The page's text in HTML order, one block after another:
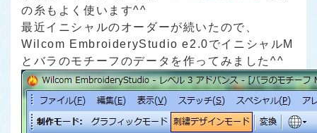
の糸もよく使います^^
最近イニシャルのオーダーが続いたので、
Wilcom EmbroideryStudio e2.0でイニシャルM
とバラのモチーフのデータを作ってみました^^